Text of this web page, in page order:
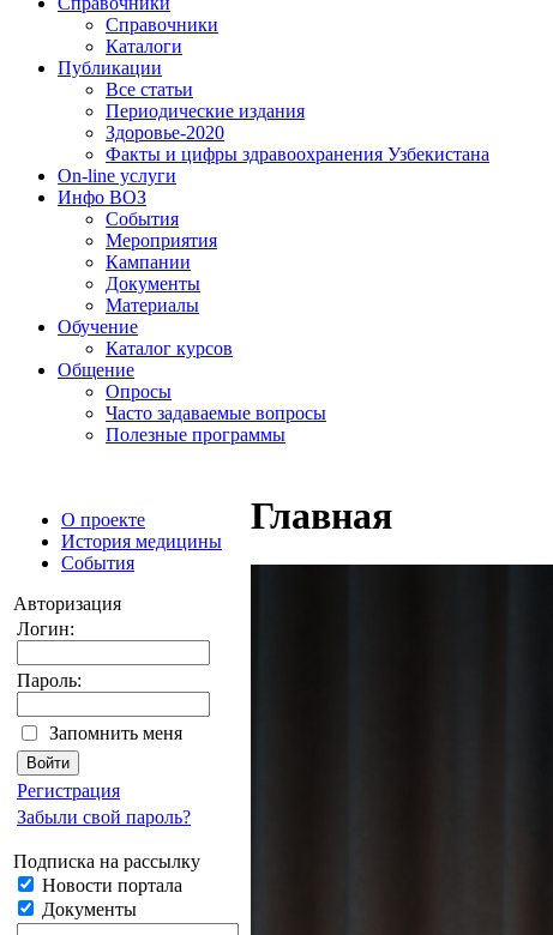
Справочники
Каталоги
Публикации
Все статьи
Периодические издания
Здоровье-2020
Факты и цифры здравоохранения Узбекистана
On-line услуги
Инфо ВОЗ
События
Мероприятия
Кампании
Документы
Материалы
Обучение
Каталог курсов
Общение
Опросы
Часто задаваемые вопросы
Полезные программы
О проекте
История медицины
События
Авторизация
Логин:
Пароль:
Запомнить меня
Регистрация
Забыли свой пароль?
Подписка на рассылку
Новости портала
Документы
Главная